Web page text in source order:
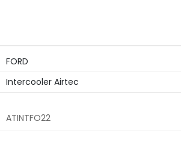
FORD
Intercooler Airtec
ATINTFO22